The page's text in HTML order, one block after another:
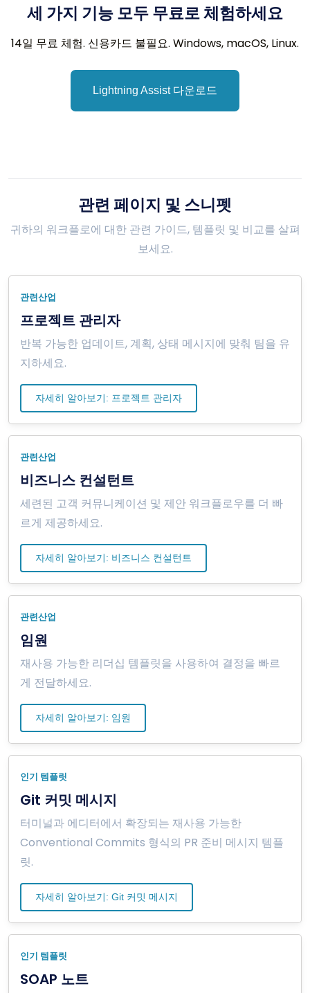
세 가지 기능 모두 무료로 체험하세요
14일 무료 체험. 신용카드 불필요. Windows, macOS, Linux.
Lightning Assist 다운로드
관련 페이지 및 스니펫
귀하의 워크플로에 대한 관련 가이드, 템플릿 및 비교를 살펴
보세요.
관련산업
프로젝트 관리자
반복 가능한 업데이트, 계획, 상태 메시지에 맞춰 팀을 유
지하세요.
자세히 알아보기: 프로젝트 관리자
관련산업
비즈니스 컨설턴트
세련된 고객 커뮤니케이션 및 제안 워크플로우를 더 빠
르게 제공하세요.
자세히 알아보기: 비즈니스 컨설턴트
관련산업
임원
재사용 가능한 리더십 템플릿을 사용하여 결정을 빠르
게 전달하세요.
자세히 알아보기: 임원
인기 템플릿
Git 커밋 메시지
터미널과 에디터에서 확장되는 재사용 가능한
Conventional Commits 형식의 PR 준비 메시지 템플
릿.
자세히 알아보기: Git 커밋 메시지
인기 템플릿
SOAP 노트